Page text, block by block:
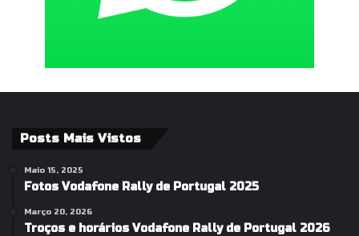
Posts Mais Vistos
Maio 15, 2025
Fotos Vodafone Rally de Portugal 2025
Março 20, 2026
Troços e horários Vodafone Rally de Portugal 2026